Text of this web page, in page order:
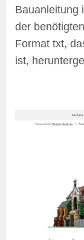
Bauanleitung
der
Format txt,
ist,